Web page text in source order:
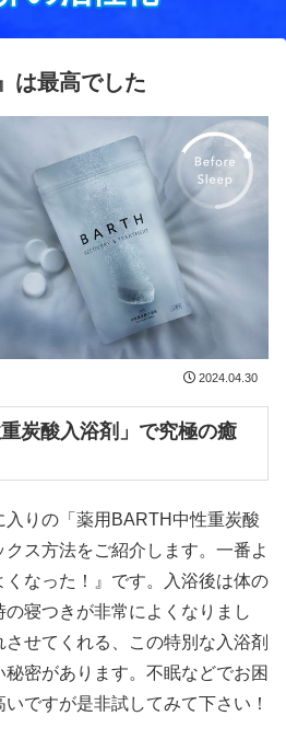
は最高でした
2024.04.30
炭酸入浴剤」で究極の癒
りの「薬用BARTH中性重炭酸
ス方法をご紹介します。一番よ
なった！』です。入浴後は体の
寝つきが非常によくなりまし
せてくれる、この特別な入浴剤
密があります。不眠などでお困
ですが是非試してみて下さい！